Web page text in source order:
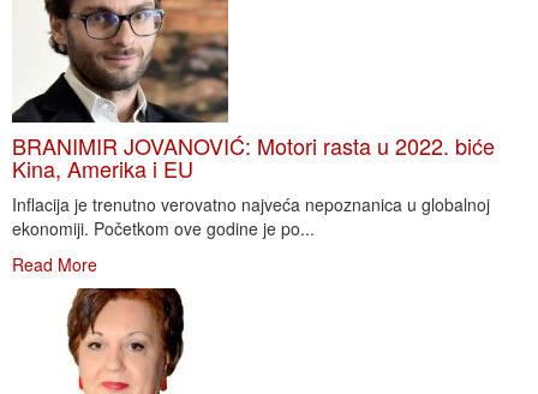
BRANIMIR JOVANOVIĆ: Motori rasta u 2022. biće
Kina, Amerika i EU
Inflacija je trenutno verovatno najveća nepoznanica u globalnoj
ekonomiji. Početkom ove godine je po...
Read More